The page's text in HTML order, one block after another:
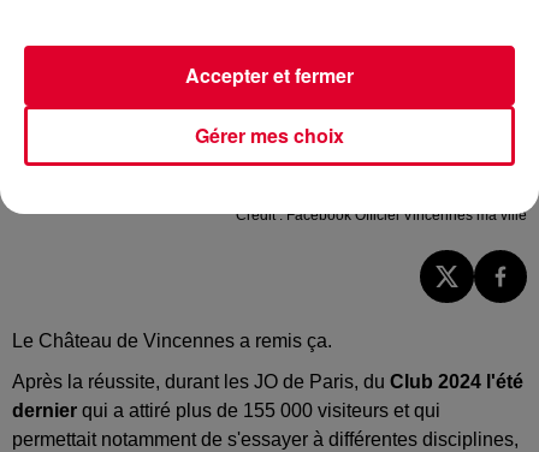
Crédit :Facebook Officiel Vincennes ma ville
Le Château de Vincennes a remis ça.
Après la réussite, durant les JO de Paris, du Club 2024 l'été
dernier qui a attiré plus de 155 000 visiteurs et qui
permettait notamment de s'essayer à différentes disciplines,
Gérer mes choix
Accepter et fermer